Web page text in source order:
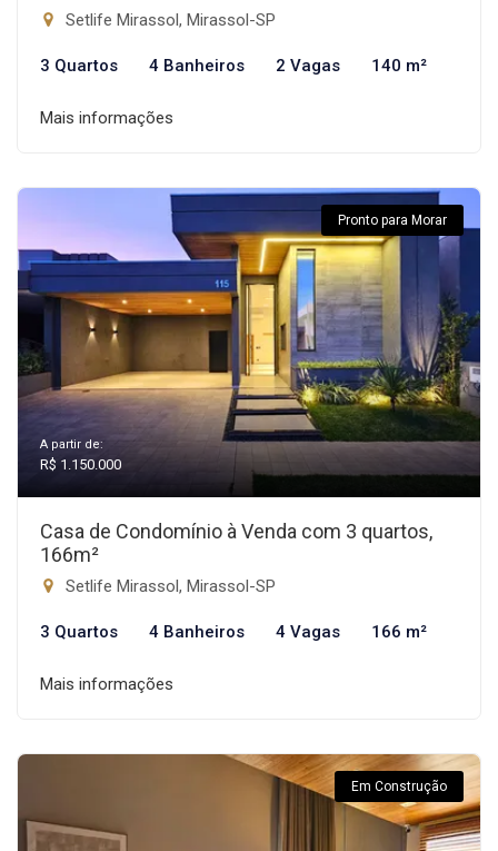
Setlife Mirassol, Mirassol-SP
3 Quartos 4 Banheiros 2 Vagas 140 m²
Mais informações
Pronto para Morar
A partir de:
R$ 1.150.000
Casa de Condomínio à Venda com 3 quartos,
166m²
Setlife Mirassol, Mirassol-SP
3 Quartos 4 Banheiros 4 Vagas 166 m²
Mais informações
Em Construção